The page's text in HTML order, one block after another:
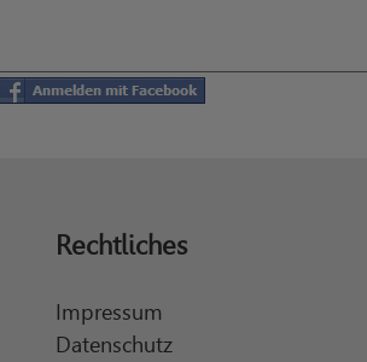
Rechtliches
Impressum
Datenschutz